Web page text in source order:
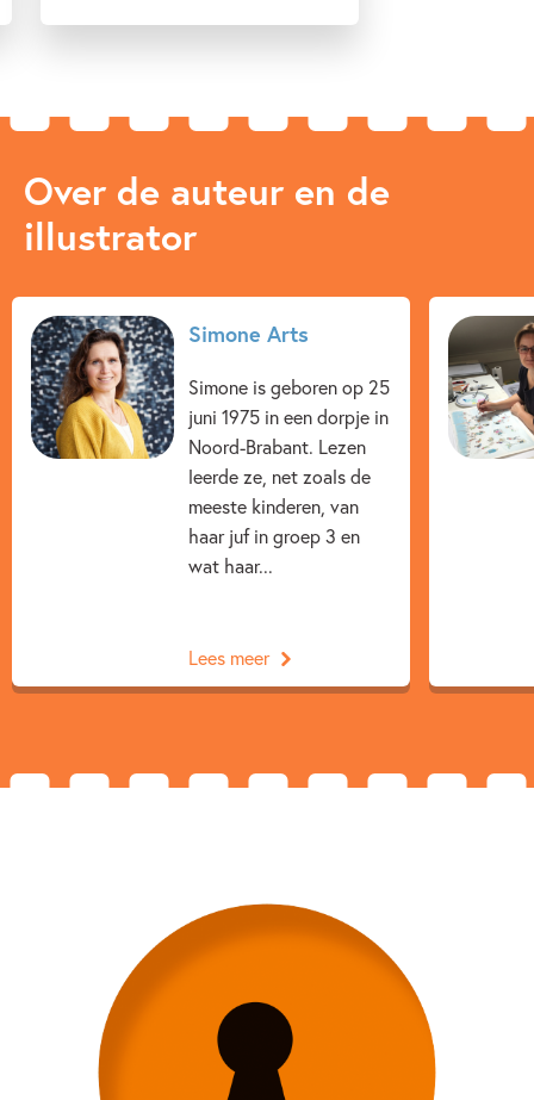
Over de auteur en de
illustrator
Simone Arts
Simone is geboren op 25
juni 1975 in een dorpje in
Noord-Brabant. Lezen
leerde ze, net zoals de
meeste kinderen, van
haar juf in groep 3 en
wat haar...
Lees meer